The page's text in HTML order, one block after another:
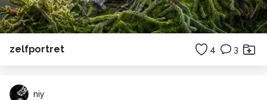
zelfportret 4 3
niy